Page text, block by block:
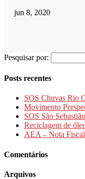
jun 8, 2020
Pesquisar por:
Posts recentes
SOS Chuvas Rio
Movimento
SOS São Sebastião
Reciclagem de
AEA – Nota
Comentários
Arquivos